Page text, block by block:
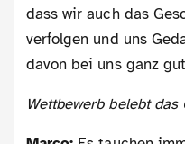
dass wir auch das
verfolgen und uns
davon bei uns ganz
Wettbewerb belebt